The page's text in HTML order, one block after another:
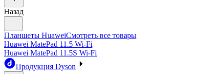
Назад
Планшеты HuaweiСмотреть все товары
Huawei MatePad 11.5 Wi-Fi
Huawei MatePad 11.5S Wi-Fi
Продукция Dyson